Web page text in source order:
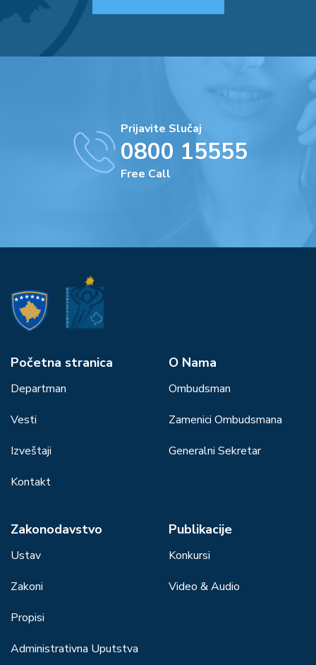
Prijavite Slučaj
0800 15555
Free Call
Početna stranica
Departman
Vesti
Izveštaji
Kontakt
О Nama
Ombudsman
Zamenici Ombudsmana
Generalni Sekretar
Zakonodavstvo
Ustav
Zakoni
Propisi
Administrativna Uputstva
Publikacije
Konkursi
Video & Audio